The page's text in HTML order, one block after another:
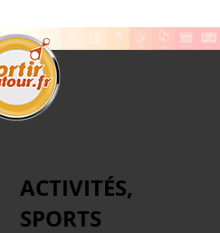
ACTIVITÉS,
SPORTS